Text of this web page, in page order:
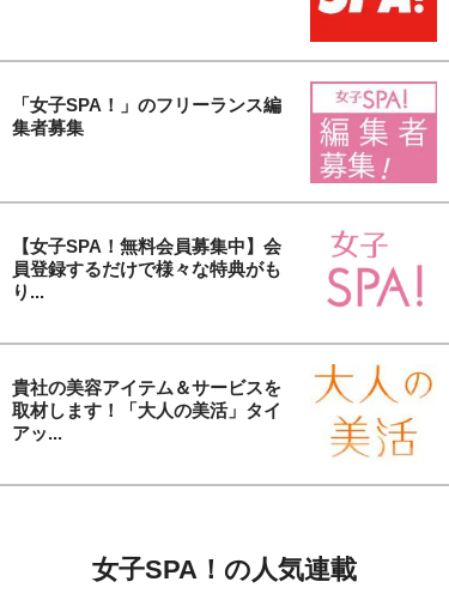
「女子SPA！」のフリーランス編
集者募集
【女子SPA！無料会員募集中】会
員登録するだけで様々な特典がも
り...
貴社の美容アイテム＆サービスを
取材します！「大人の美活」タイ
アッ...
女子SPA！の人気連載